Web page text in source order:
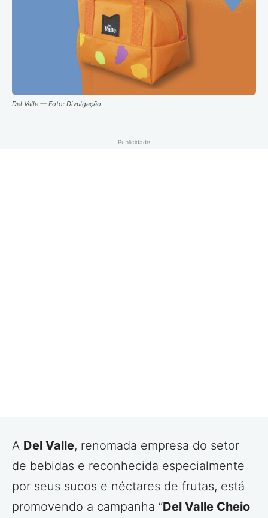
Del Valle — Foto: Divulgação
Publicidade
A Del Valle, renomada empresa do setor
de bebidas e reconhecida especialmente
por seus sucos e néctares de frutas, está
promovendo a campanha “Del Valle Cheio